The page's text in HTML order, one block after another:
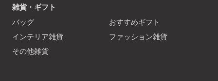
雑貨・ギフト
バッグ
おすすめギフト
インテリア雑貨
ファッション雑貨
その他雑貨